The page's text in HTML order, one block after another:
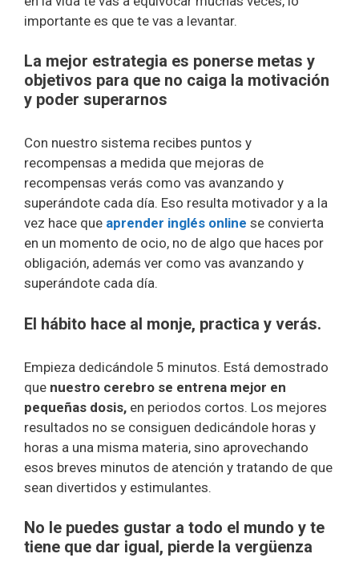
importante es que te vas a levantar.
La mejor estrategia es ponerse metas y
objetivos para que no caiga la motivación
y poder superarnos
Con nuestro sistema recibes puntos y
recompensas a medida que mejoras de
recompensas verás como vas avanzando y
superándote cada día. Eso resulta motivador y a la
vez hace que aprender inglés online se convierta
en un momento de ocio, no de algo que haces por
obligación, además ver como vas avanzando y
superándote cada día.
El hábito hace al monje, practica y verás.
Empieza dedicándole 5 minutos. Está demostrado
que nuestro cerebro se entrena mejor en
pequeñas dosis, en periodos cortos. Los mejores
resultados no se consiguen dedicándole horas y
horas a una misma materia, sino aprovechando
esos breves minutos de atención y tratando de que
sean divertidos y estimulantes.
No le puedes gustar a todo el mundo y te
tiene que dar igual, pierde la vergüenza